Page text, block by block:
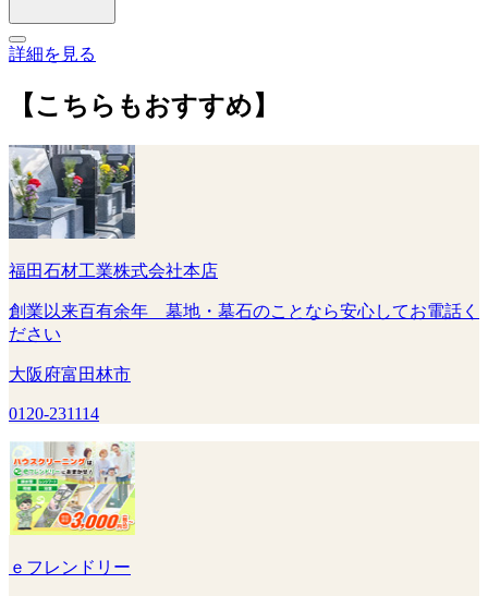
詳細を見る
【こちらもおすすめ】
福田石材工業株式会社本店
創業以来百有余年 墓地・墓石のことなら安心してお電話く
ださい
大阪府富田林市
0120-231114
ｅフレンドリー